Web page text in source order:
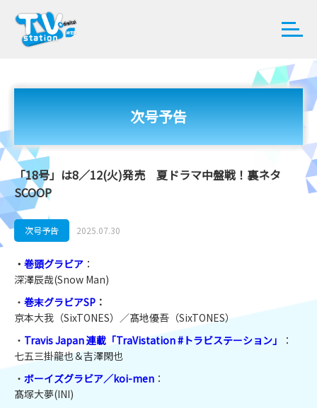
次号予告
「18号」は8／12(火)発売 夏ドラマ中盤戦！裏ネタ
SCOOP
次号予告 2025.07.30
・ 巻頭グラビア ：
深澤辰哉(Snow Man)
・ 巻末グラビアSP ：
京本大我（SixTONES）／髙地優吾（SixTONES）
・ Travis Japan 連載「TraVistation #トラビステーション」
：
七五三掛龍也＆吉澤閑也
・ ボーイズグラビア／koi-men ：
髙塚大夢(INI)